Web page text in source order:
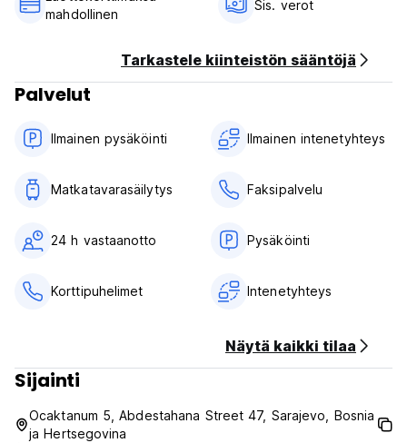
mahdollinen
Sis. verot
Tarkastele kiinteistön sääntöjä
Palvelut
Ilmainen pysäköinti Ilmainen intenetyhteys
Matkatavarasäilytys Faksipalvelu
24 h vastaanotto Pysäköinti
Korttipuhelimet Intenetyhteys
Näytä kaikki tilaa
Sijainti
Ocaktanum 5, Abdestahana Street 47, Sarajevo, Bosnia
ja Hertsegovina